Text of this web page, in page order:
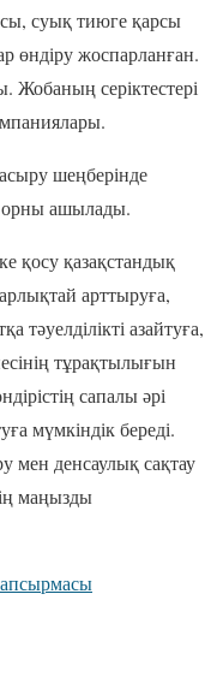
суық тиюге қарсы
өндіру жоспарланған.
серіктестері
шеңберінде
ашылады.
қосу қазақстандық
арттыруға,
азайтуға,
тұрақтылығын
сапалы әрі
мүмкіндік береді.
мен денсаулық сақтау
маңызды